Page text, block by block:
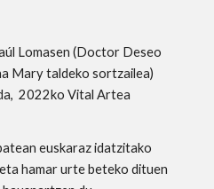
Lomasen (Doctor Deseo
Mary taldeko sortzailea)
2022ko Vital Artea
euskaraz idatzitako
hamar urte beteko dituen